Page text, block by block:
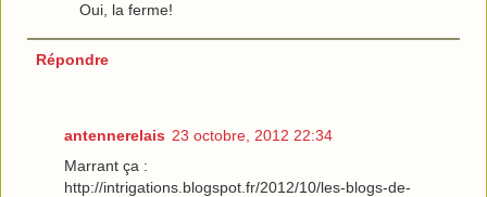
Oui, la ferme!
Répondre
antennerelais 23 octobre, 2012 22:34
Marrant ça :
http://intrigations.blogspot.fr/2012/10/les-blogs-de-